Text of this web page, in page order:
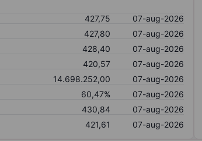
427,75
07-aug-2026
427,80
07-aug-2026
428,40
07-aug-2026
420,57
07-aug-2026
14.698.252,00
07-aug-2026
60,47%
07-aug-2026
430,84
07-aug-2026
421,61 07-aug-2026